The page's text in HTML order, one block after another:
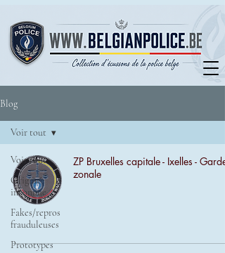
Blog
Voir tout
Origine
inconnue
Fakes/repros
frauduleuses
Prototypes
Voir tout
ZP Bruxelles capitale - Ixelles - Garde
zonale